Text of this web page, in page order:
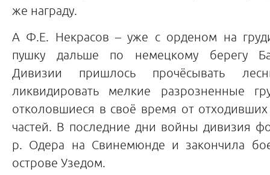
же награду.
А Ф.Е. Некрасов – уже с орденом на
пушку дальше по немецкому берегу
Дивизии пришлось прочёсывать
ликвидировать мелкие разрозненные
отколовшиеся в своё время от
частей. В последние дни войны дивизия
р. Одера на Свинемюнде и закончила
острове Узедом.